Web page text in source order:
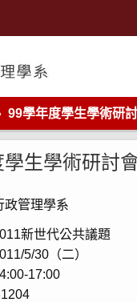
學系網站
99學年度學生學術研
學生學術研討
政管理學系
新世代公共議題
5/30（二）
17:00